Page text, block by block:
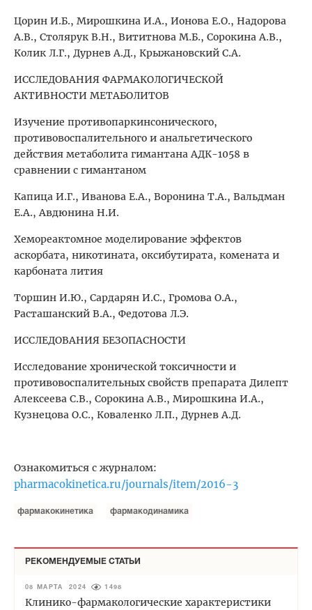
Цорин И.Б., Мирошкина И.А., Ионова Е.О., Надорова
А.В., Столярук В.Н., Вититнова М.Б., Сорокина А.В.,
Колик Л.Г., Дурнев А.Д., Крыжановский С.А.
ИССЛЕДОВАНИЯ ФАРМАКОЛОГИЧЕСКОЙ
АКТИВНОСТИ МЕТАБОЛИТОВ
Изучение противопаркинсонического,
противовоспалительного и анальгетического
действия метаболита гимантана АДК-1058 в
сравнении с гимантаном
Капица И.Г., Иванова Е.А., Воронина Т.А., Вальдман
Е.А., Авдюнина Н.И.
Хемореактомное моделирование эффектов
аскорбата, никотината, оксибутирата, комената и
карбоната лития
Торшин И.Ю., Сардарян И.С., Громова О.А.,
Расташанский В.А., Федотова Л.Э.
ИССЛЕДОВАНИЯ БЕЗОПАСНОСТИ
Исследование хронической токсичности и
противовоспалительных свойств препарата Дилепт
Алексеева С.В., Сорокина А.В., Мирошкина И.А.,
Кузнецова О.С., Коваленко Л.П., Дурнев А.Д.
Ознакомиться с журналом:
pharmacokinetica.ru/journals/item/2016-3
фармакокинетика фармакодинамика
РЕКОМЕНДУЕМЫЕ СТАТЬИ
08 МАРТА 2024 1498
Клинико-фармакологические характеристики